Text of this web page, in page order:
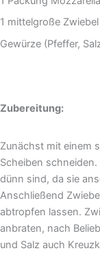
1 mittelgroße Zwiebel
Gewürze (Pfeffer,
Zubereitung:
Zunächst mit einem
Scheiben
dünn sind, da sie
Anschließend
abtropfen lassen.
anbraten, nach
und Salz auch